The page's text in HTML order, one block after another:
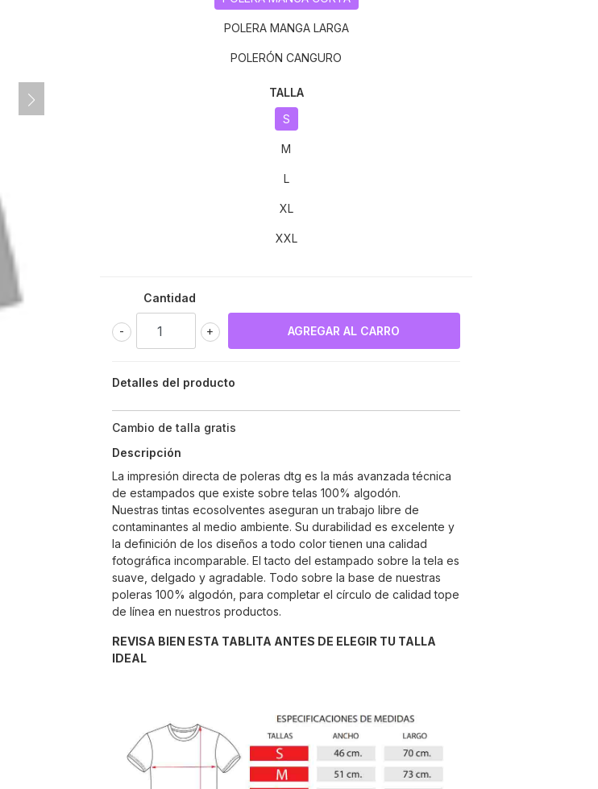
POLERA MANGA LARGA
POLERÓN CANGURO
TALLA
S
M
L
XL
XXL
Cantidad
+
-
Detalles del producto
Cambio de talla gratis
Descripción
La impresión directa de poleras dtg es la más avanzada técnica
de estampados que existe sobre telas 100% algodón.
Nuestras tintas ecosolventes aseguran un trabajo libre de
contaminantes al medio ambiente. Su durabilidad es excelente y
la definición de los diseños a todo color tienen una calidad
fotográfica incomparable. El tacto del estampado sobre la tela es
suave, delgado y agradable. Todo sobre la base de nuestras
poleras 100% algodón, para completar el círculo de calidad tope
de línea en nuestros productos.
REVISA BIEN ESTA TABLITA ANTES DE ELEGIR TU TALLA
IDEAL